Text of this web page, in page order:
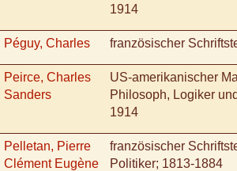
1914
Péguy, Charles französischer
Peirce, Charles
Sanders
US-amerikanischer
Philosoph, Logiker
1914
Pelletan, Pierre
Clément Eugène
französischer
Politiker; 1813-1884